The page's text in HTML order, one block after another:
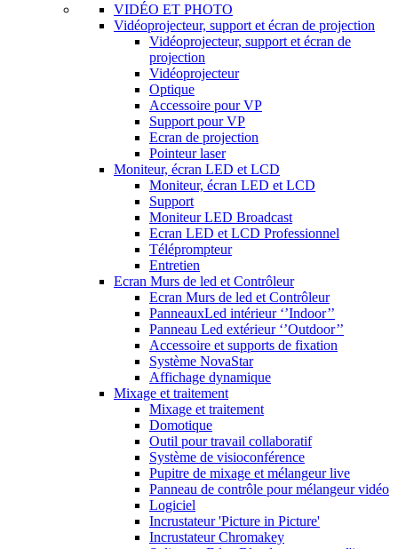
VIDÉO ET PHOTO
Vidéoprojecteur, support et écran de projection
Vidéoprojecteur, support et écran de
projection
Vidéoprojecteur
Optique
Accessoire pour VP
Support pour VP
Ecran de projection
Pointeur laser
Moniteur, écran LED et LCD
Moniteur, écran LED et LCD
Support
Moniteur LED Broadcast
Ecran LED et LCD Professionnel
Téléprompteur
Entretien
Ecran Murs de led et Contrôleur
Ecran Murs de led et Contrôleur
PanneauxLed intérieur ‘’Indoor’’
Panneau Led extérieur ‘’Outdoor’’
Accessoire et supports de fixation
Système NovaStar
Affichage dynamique
Mixage et traitement
Mixage et traitement
Domotique
Outil pour travail collaboratif
Système de visioconférence
Pupitre de mixage et mélangeur live
Panneau de contrôle pour mélangeur vidéo
Logiciel
Incrustateur 'Picture in Picture'
Incrustateur Chromakey